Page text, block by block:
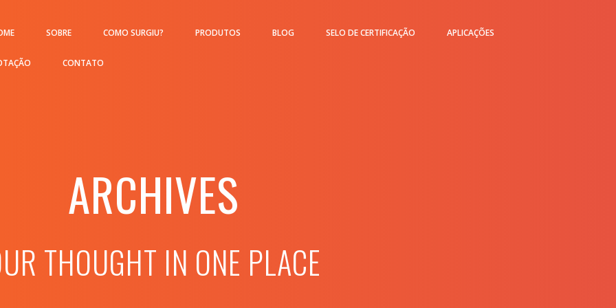
SOBRE COMO SURGIU? PRODUTOS BLOG SELO DE CERTIFICAÇÃO APLICAÇÕES
CONTATO
ARCHIVES
THOUGHT IN ONE PLACE